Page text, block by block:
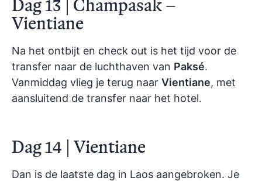
Dag 13 | Champasak –
Vientiane
Na het ontbijt en check out is het tijd voor de
transfer naar de luchthaven van Paksé.
Vanmiddag vlieg je terug naar Vientiane, met
aansluitend de transfer naar het hotel.
Dag 14 | Vientiane
Dan is de laatste dag in Laos aangebroken. Je